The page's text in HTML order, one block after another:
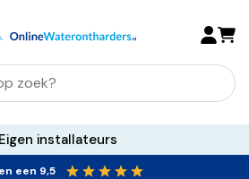
100% kalkvrij water
een 9,5